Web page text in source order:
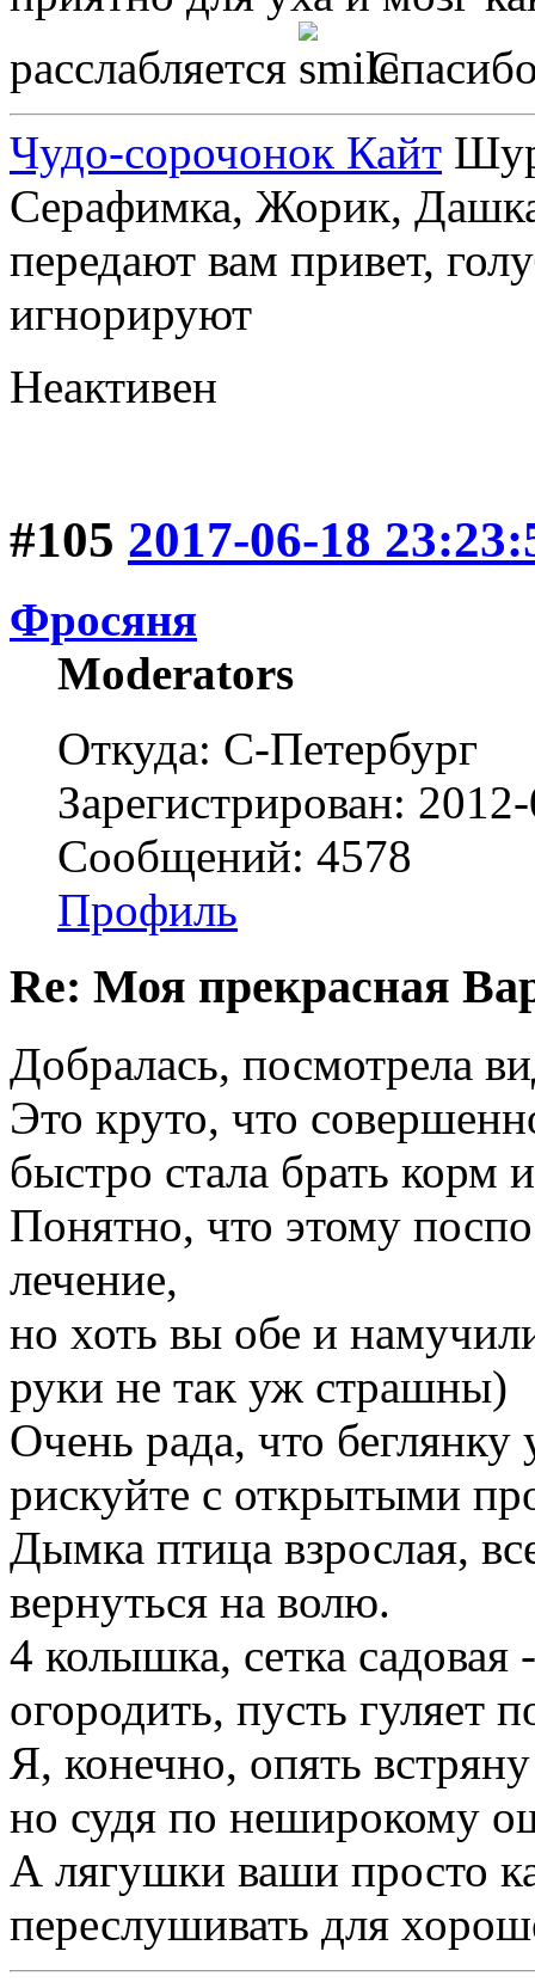
расслабляется
Чудо-сорочонок Кайт
Серафимка, Жорик,
передают вам привет,
игнорируют
Неактивен
#105 2017-06-18
Фросяня
Moderators
Откуда: С-Петербург
Зарегистрирован:
Сообщений: 4578
Профиль
Re: Моя прекрасная
Добралась, посмотрела
Это круто, что
быстро стала брать корм
Понятно, что этому
лечение,
но хоть вы обе и
руки не так уж страшны)
Очень рада, что беглянку
рискуйте с открытыми
Дымка птица взрослая,
вернуться на волю.
4 колышка, сетка
огородить, пусть гуляет
Я, конечно, опять
но судя по неширокому
А лягушки ваши просто
переслушивать для